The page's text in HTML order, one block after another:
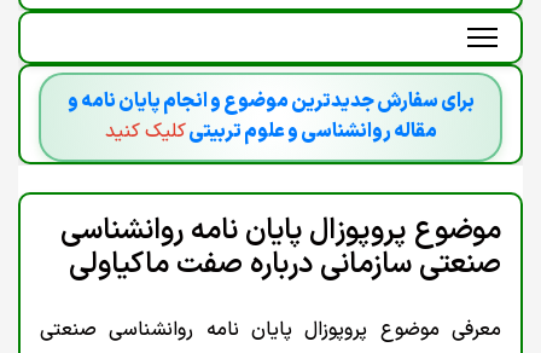
برای سفارش جدیدترین موضوع و انجام پایان نامه و
مقاله روانشناسی و علوم تربیتیکلیک کنید
موضوع پروپوزال پایان نامه روانشناسی
صنعتی سازمانی درباره صفت ماکیاولی
معرفی موضوع پروپوزال پایان نامه روانشناسی صنعتی